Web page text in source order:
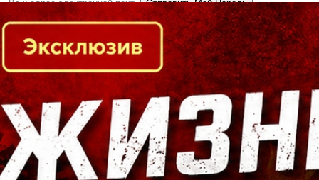
Кто есть кто в Байкальском регионе